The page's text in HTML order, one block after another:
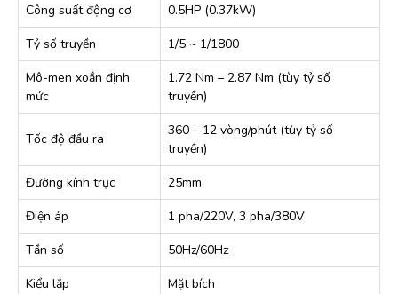
Công suất động cơ
0.5HP (0.37kW)
Tỷ số truyền
1/5 ~ 1/1800
Mô-men xoắn định
mức
1.72 Nm – 2.87 Nm (tùy tỷ số
truyền)
Tốc độ đầu ra
360 – 12 vòng/phút (tùy tỷ số
truyền)
Đường kính trục
25mm
Điện áp
1 pha/220V, 3 pha/380V
Tần số
50Hz/60Hz
Kiểu lắp
Mặt bích